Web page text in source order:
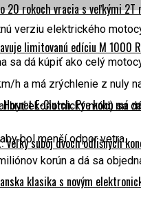
20 rokoch vracia s veľkými
limitovanú edíciu M 1000
Hornet E-Clutch: Pre koho má
súboj dvoch odlišných
klasika s novým
verziu elektrického
sa dá kúpiť ako celý
h a má zrýchlenie z nuly
byť ekonomický mód) sa
bol menší odpor vetra.
korún a dá sa